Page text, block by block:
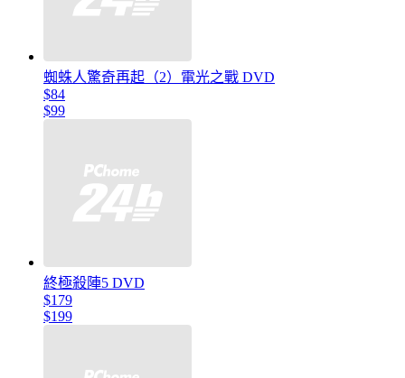
蜘蛛人驚奇再起（2）電光之戰 DVD
$84
$99
終極殺陣5 DVD
$179
$199